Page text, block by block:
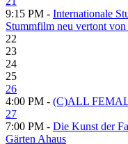
9:15 PM - Internationale
Stummfilm neu vertont
22
23
24
25
26
4:00 PM - (C)ALL
27
7:00 PM - Die Kunst der
Gärten Ahaus